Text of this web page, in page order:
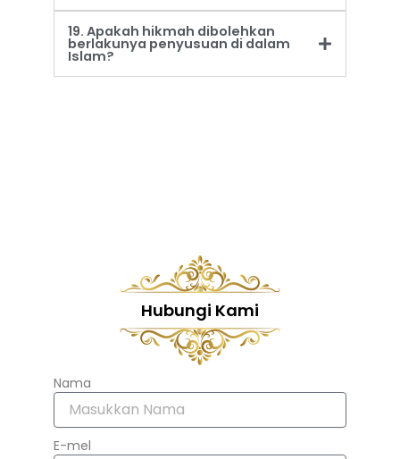
19. Apakah hikmah dibolehkan
berlakunya penyusuan di dalam
Islam?
Hubungi Kami
Nama
E-mel